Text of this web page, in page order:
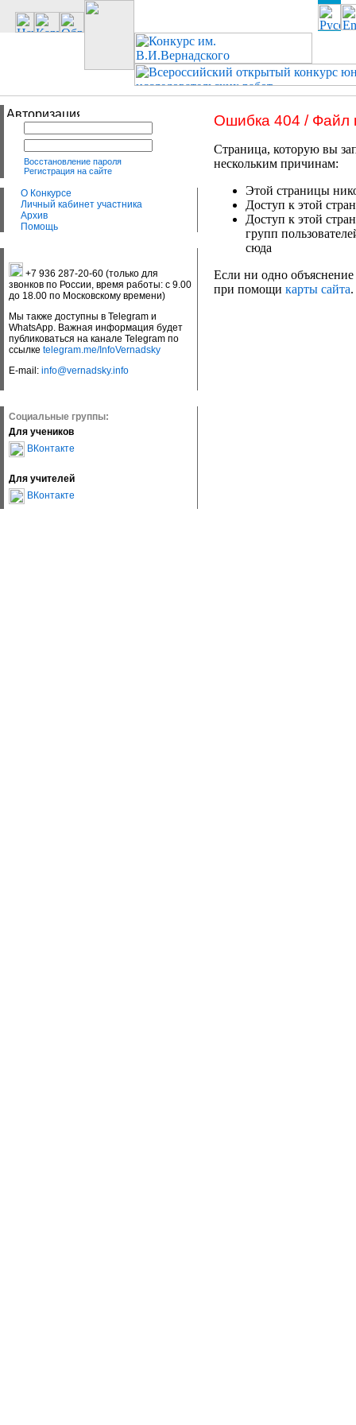
Восстановление пароля
Регистрация на сайте
О Конкурсе
Личный кабинет участника
Архив
Помощь
+7 936 287-20-60 (только для
звонков по России, время работы: с 9.00
до 18.00 по Московскому времени)
Мы также доступны в Telegram и
WhatsApp. Важная информация будет
публиковаться на канале Telegram по
ссылке telegram.me/InfoVernadsky
E-mail: info@vernadsky.info
Социальные группы:
Для учеников
ВКонтакте
Для учителей
ВКонтакте
Ошибка 404 / Файл
Страница, которую вы
нескольким причинам:
Этой страницы
Доступ к этой
Доступ к этой
групп
сюда
Если ни одно объяснение
при помощи карты сайта.